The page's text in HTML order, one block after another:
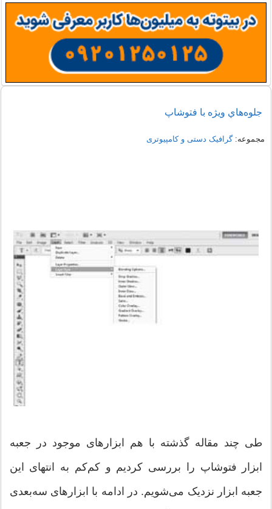
جلوه‌هاي ويژه با فتوشاپ
مجموعه:گرافیک دستی و کامپیوتری
طی چند مقاله گذشته با هم ابزارهای موجود در جعبه
ابزار فتوشاپ را بررسی کردیم و کم‌کم به انتهای این
جعبه ابزار نزدیک می‌‌شویم. در ادامه با ابزارهای سه‌بعدی